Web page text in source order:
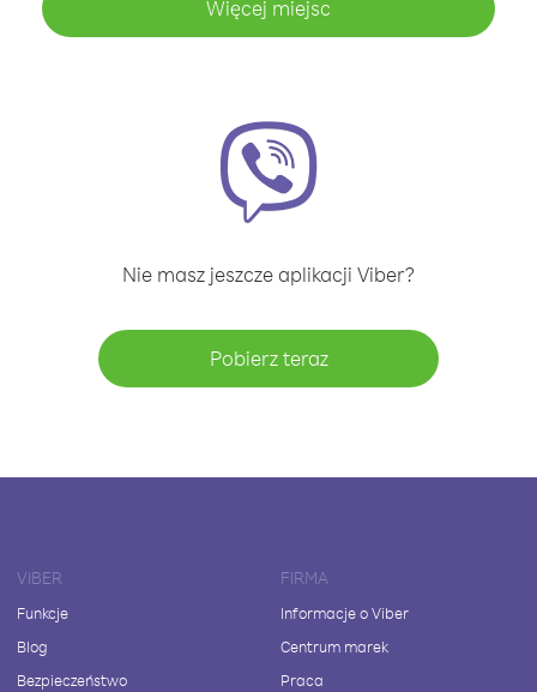
Więcej miejsc
Nie masz jeszcze aplikacji Viber?
Pobierz teraz
VIBER
Funkcje
Blog
Bezpieczeństwo
FIRMA
Informacje o Viber
Centrum marek
Praca